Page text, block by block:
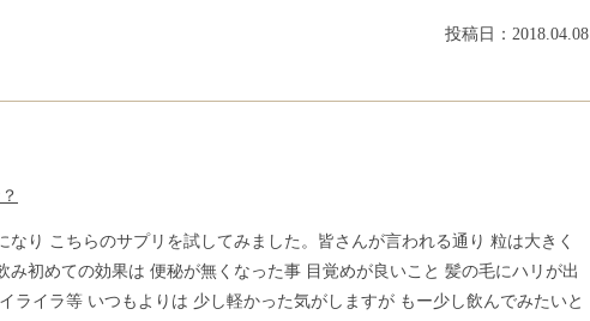
投稿日：2018.04.08
なり こちらのサプリを試してみました。皆さんが言われる通り 粒は大きく
み初めての効果は 便秘が無くなった事 目覚めが良いこと 髪の毛にハリが出
ライラ等 いつもよりは 少し軽かった気がしますが もー少し飲んでみたいと